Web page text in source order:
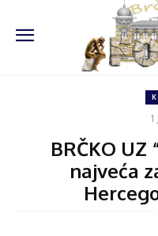
1
BRČKO UZ
najveća